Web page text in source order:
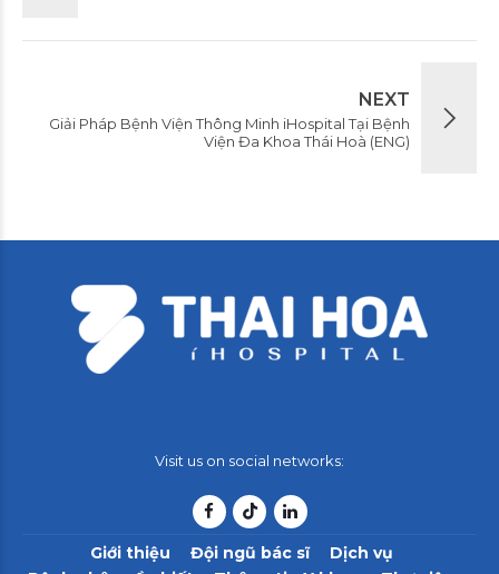
NEXT
Giải Pháp Bệnh Viện Thông Minh iHospital Tại Bệnh
Viện Đa Khoa Thái Hoà (ENG)
Visit us on social networks:
Giới thiệu Đội ngũ bác sĩ
Dịch vụ